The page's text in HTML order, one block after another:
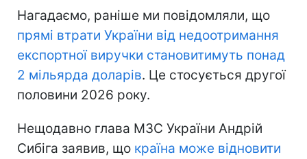
Нагадаємо, раніше ми повідомляли, що
прямі втрати України від недоотримання
експортної виручки становитимуть понад
2 мільярда доларів. Це стосується другої
половини 2026 року.
Нещодавно глава МЗС України Андрій
Сибіга заявив, що країна може відновити